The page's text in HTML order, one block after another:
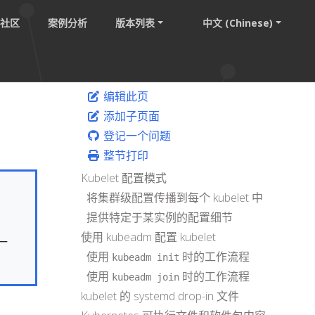
社区 案例分析 版本列表 中文 (Chinese)
编辑此页
添加子页面
登记一个问题
整节打印
Kubelet 配置模式
将集群级配置传播到每个 kubelet 中
提供特定于某实例的配置细节
使用 kubeadm 配置 kubelet
使用 kubeadm init 时的工作流程
使用 kubeadm join 时的工作流程
kubelet 的 systemd drop-in 文件